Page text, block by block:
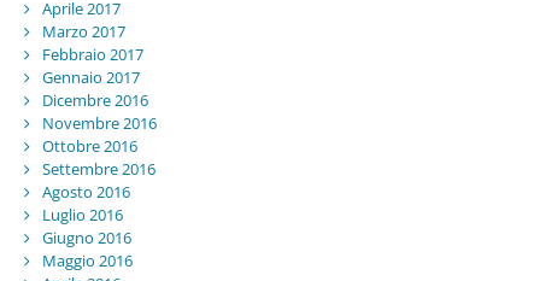
Aprile 2017
Marzo 2017
Febbraio 2017
Gennaio 2017
Dicembre 2016
Novembre 2016
Ottobre 2016
Settembre 2016
Agosto 2016
Luglio 2016
Giugno 2016
Maggio 2016